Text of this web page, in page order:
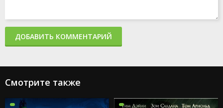
ДОБАВИТЬ КОММЕНТАРИЙ
Смотрите также